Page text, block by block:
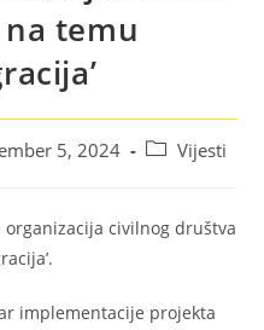
na temu
5, 2024 Vijesti
civilnog društva
implementacije projekta